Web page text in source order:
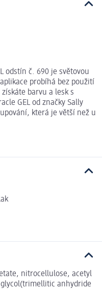
odstín č. 690 je světovou
probíhá bez použití
barvu a lesk s
GEL od značky Sally
která je větší než u
nitrocellulose, acetyl
anhydride